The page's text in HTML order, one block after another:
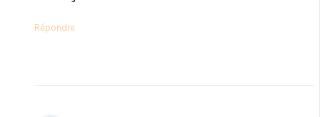
Répondre